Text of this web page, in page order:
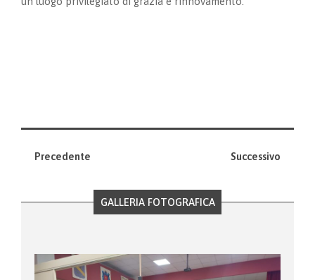
Precedente Successivo
GALLERIA FOTOGRAFICA